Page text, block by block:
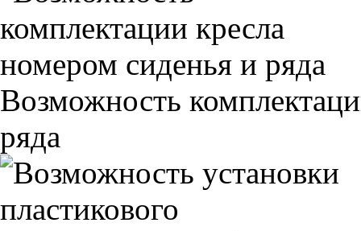
Возможность
ряда